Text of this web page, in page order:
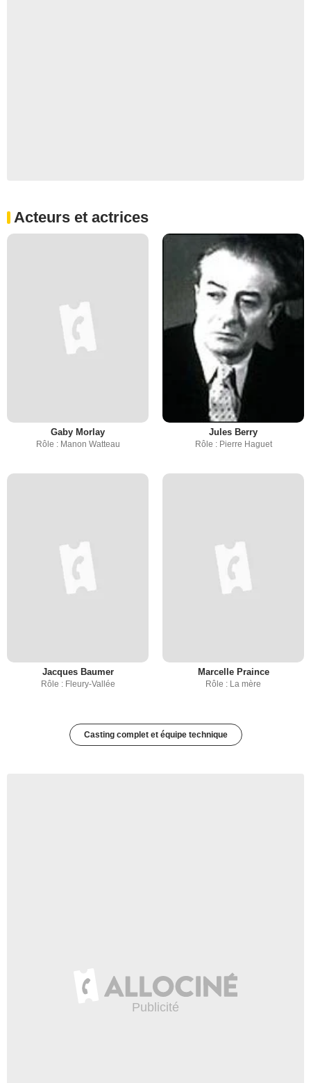
Acteurs et actrices
Gaby Morlay
Rôle : Manon Watteau
Jules Berry
Rôle : Pierre Haguet
Jacques Baumer
Rôle : Fleury-Vallée
Marcelle Praince
Rôle : La mère
Casting complet et équipe technique